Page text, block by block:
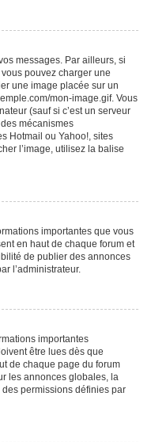
messages. Par ailleurs, si
pouvez charger une
une image placée sur un
mon-image.gif. Vous
(sauf si c’est un serveur
mécanismes
Hotmail ou Yahoo!, sites
l’image, utilisez la balise
importantes que vous
en haut de chaque forum et
de publier des annonces
l’administrateur.
importantes
être lues dès que
de chaque page du forum
les annonces globales, la
permissions définies par